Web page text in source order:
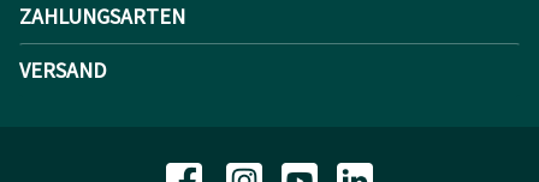
ZAHLUNGSARTEN
VERSAND